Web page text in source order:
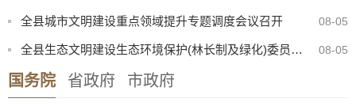
全县城市文明建设重点领域提升专题调度会议召开 08-05
全县生态文明建设生态环境保护(林长制及绿化)委员会2026年第二次会议召开 08-05
国务院 省政府 市政府
八月卫生防病提示：酷暑炎夏，筑牢健康防线 07-31
寿县中医院康复楼外加电梯处置（二次）谈判公告 08-07
2026年寿县一中新桥校区公开招聘教师体检考察公告